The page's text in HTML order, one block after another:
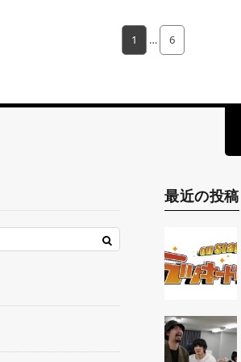
1 … 6
最近の投稿